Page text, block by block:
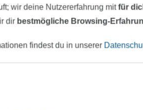
1.8 Millionen Meter Stoff
MÖCHTEST
Sei immer auf
wir deine Nutzererfahrung mitfür
dir bestmögliche Browsing-
findest du in unserer